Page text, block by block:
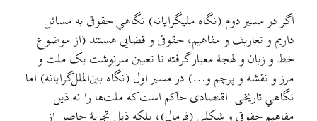
اگر در مسیر دوم (نگاه مليگرایانه) نگاهي حقوقی به مسائل
داریم و تعاریف و مفاهیم، حقوقی و قضایی هستند (از موضوع
خط و زبان و لهجهٔ معیار گرفته تا تعیین سرنوشت یک ملت و
مرز و نقشه و پرچم و…) در مسیر اول (نگاه بین‌الملل‌گرایانه) اما
نگاهي تاریخی-اقتصادی حاکم است که ملت‌ها را نه ذیل
مفاهیم حقوقی و شکلی (فرمال)، بلکه ذیل تجربهٔ حاصل از